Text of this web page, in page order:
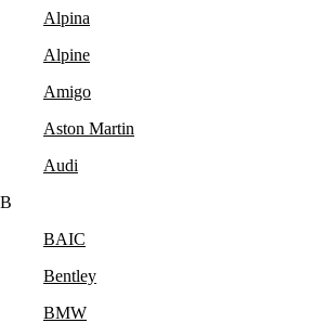
Alpina
Alpine
Amigo
Aston Martin
Audi
B
BAIC
Bentley
BMW